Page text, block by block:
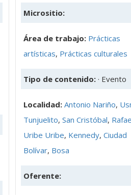
Micrositio:
Área de trabajo: Prácticas
artísticas, Prácticas culturales
Tipo de contenido: · Evento
Localidad: Antonio Nariño,
Tunjuelito, San Cristóbal,
Uribe Uribe, Kennedy, Ciudad
Bolívar, Bosa
Oferente: